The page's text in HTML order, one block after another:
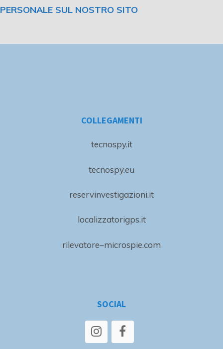
PERSONALE SUL NOSTRO SITO
COLLEGAMENTI
tecnospy.it
tecnospy.eu
reservinvestigazioni.it
localizzatorigps.it
rilevatore–microspie.com
SOCIAL